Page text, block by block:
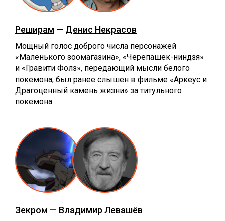
Реширам — Денис Некрасов
Мощный голос доброго числа персонажей
«Маленького зоомагазина», «Черепашек-ниндзя»
и «Гравити Фолз», передающий мысли белого
покемона, был ранее слышен в фильме «Аркеус и
Драгоценный камень жизни» за титульного
покемона.
Зекром — Владимир Левашёв